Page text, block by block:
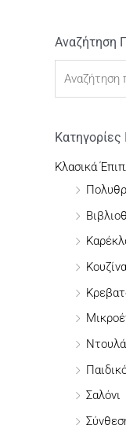
Αναζήτηση
Α
ή
τ
Κλασικά
Κουζίνα
Σαλόνι